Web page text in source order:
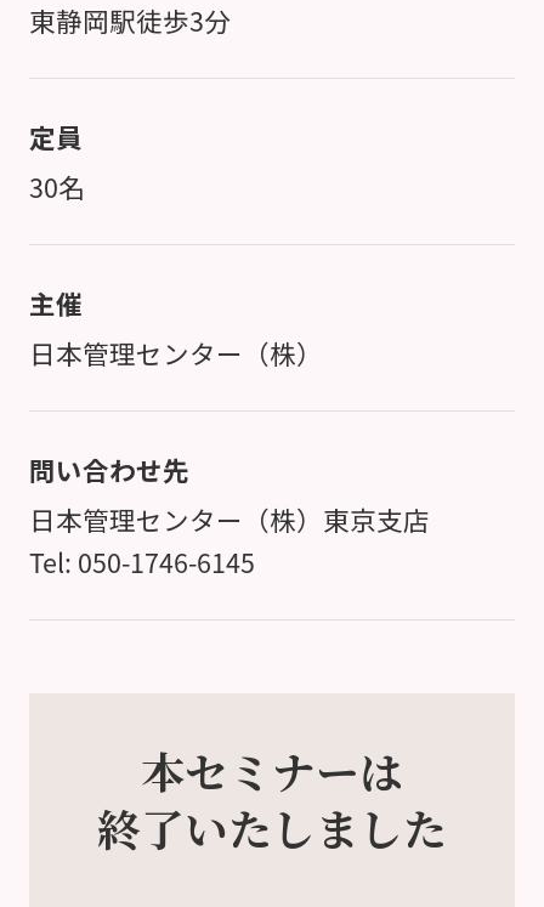
東静岡駅徒歩3分
定員
30名
主催
日本管理センター（株）
問い合わせ先
日本管理センター（株）東京支店
Tel: 050-1746-6145
本セミナーは
終了いたしました